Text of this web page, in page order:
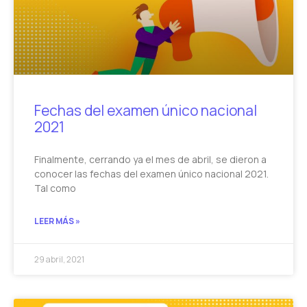
Fechas del examen único nacional
2021
Finalmente, cerrando ya el mes de abril, se dieron a
conocer las fechas del examen único nacional 2021.
Tal como
LEER MÁS »
29 abril, 2021